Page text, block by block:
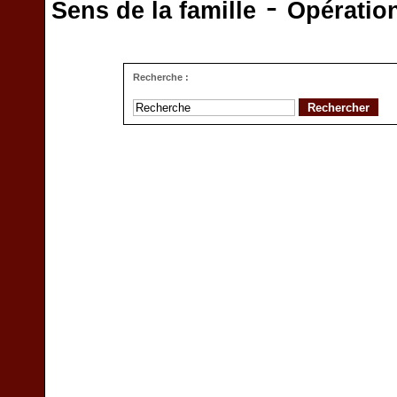
Sens de la famille
Recherche :